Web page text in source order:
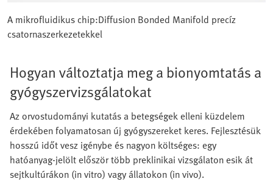
A mikrofluidikus chip:Diffusion Bonded Manifold precíz
csatornaszerkezetekkel
Hogyan változtatja meg a bionyomtatás a
gyógyszervizsgálatokat
Az orvostudományi kutatás a betegségek elleni küzdelem
érdekében folyamatosan új gyógyszereket keres. Fejlesztésük
hosszú időt vesz igénybe és nagyon költséges: egy
hatóanyag-jelölt először több preklinikai vizsgálaton esik át
sejtkultúrákon (in vitro) vagy állatokon (in vivo).